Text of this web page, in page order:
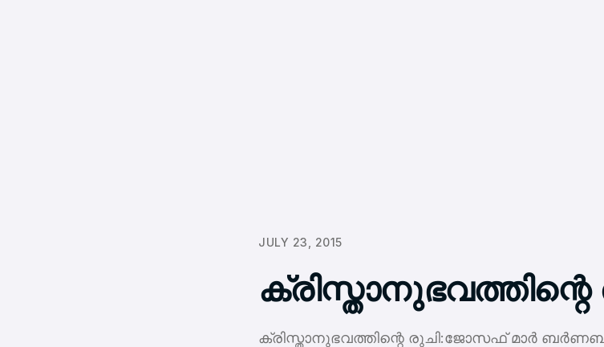
JULY 23, 2015
ക്രിസ്താനുഭവത്തിന്റെ
ക്രിസ്താനുഭവത്തിന്റെ രുചി:ജോസഫ് മാര്‍